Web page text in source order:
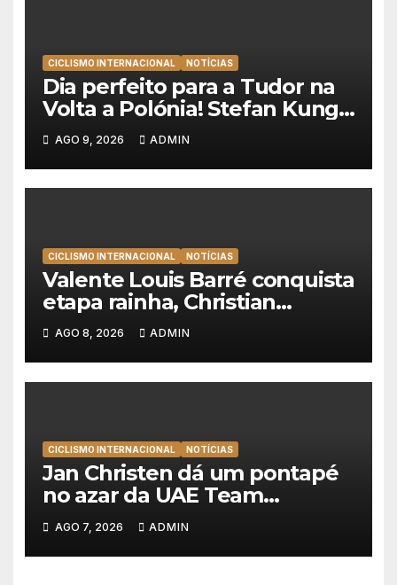
CICLISMO INTERNACIONAL NOTÍCIAS
Dia perfeito para a Tudor na
Volta a Polónia! Stefan Kung
vence contra-relógio e Marco
Brenner revira geral a seu
favor
AGO 9, 2026 ADMIN
CICLISMO INTERNACIONAL NOTÍCIAS
Valente Louis Barré conquista
etapa rainha, Christian
Scaroni é o novo líder da
Volta a Polónia
AGO 8, 2026 ADMIN
CICLISMO INTERNACIONAL NOTÍCIAS
Jan Christen dá um pontapé
no azar da UAE Team
Emirates e vence na Volta a
Polónia
AGO 7, 2026 ADMIN